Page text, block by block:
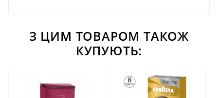
З ЦИМ ТОВАРОМ ТАКОЖ
КУПУЮТЬ: